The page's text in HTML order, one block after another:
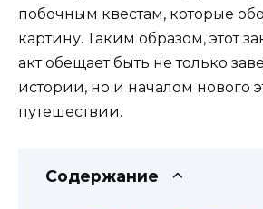
побочным квестам, которые
картину. Таким образом, этот
акт обещает быть не только
истории, но и началом нового
путешествии.
Содержание